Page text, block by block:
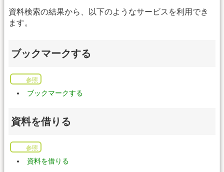
資料検索の結果から、以下のようなサービスを利用でき
ます。
ブックマークする
参照
ブックマークする
資料を借りる
参照
資料を借りる